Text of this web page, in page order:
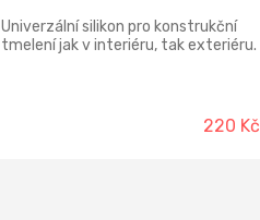
Univerzální silikon pro konstrukční
tmelení jak v interiéru, tak exteriéru.
220 Kč